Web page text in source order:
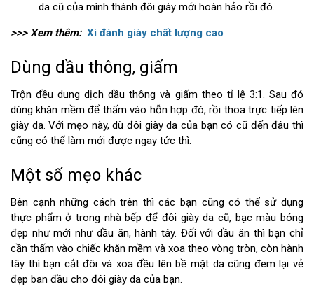
da cũ của mình thành đôi giày mới hoàn hảo rồi đó.
>>> Xem thêm: Xi đánh giày chất lượng cao
Dùng dầu thông, giấm
Trộn đều dung dịch dầu thông và giấm theo tỉ lệ 3:1. Sau đó
dùng khăn mềm để thấm vào hỗn hợp đó, rồi thoa trực tiếp lên
giày da. Với mẹo này, dù đôi giày da của bạn có cũ đến đâu thì
cũng có thể làm mới được ngay tức thì.
Một số mẹo khác
Bên cạnh những cách trên thì các bạn cũng có thể sử dụng
thực phẩm ở trong nhà bếp để đôi giày da cũ, bạc màu bóng
đẹp như mới như dầu ăn, hành tây. Đối với dầu ăn thì bạn chỉ
cần thấm vào chiếc khăn mềm và xoa theo vòng tròn, còn hành
tây thì bạn cắt đôi và xoa đều lên bề mặt da cũng đem lại vẻ
đẹp ban đầu cho đôi giày da của bạn.